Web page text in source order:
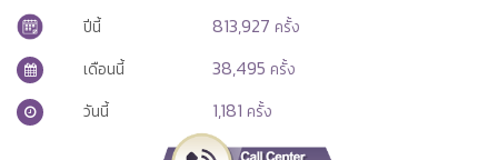
ปีนี้
813,927 ครั้ง
เดือนนี้
38,495 ครั้ง
วันนี้
1,181 ครั้ง